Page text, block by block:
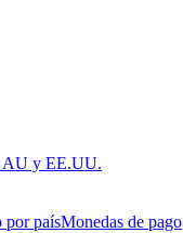
AU y EE.UU.
por paísMonedas de pago